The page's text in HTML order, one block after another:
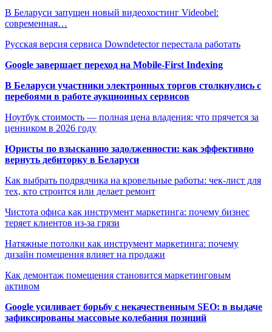
В Беларуси запущен новый видеохостинг Videobel:
современная…
Русская версия сервиса Downdetector перестала работать
Google завершает переход на Mobile-First Indexing
В Беларуси участники электронных торгов столкнулись с
перебоями в работе аукционных сервисов
Ноутбук стоимость — полная цена владения: что прячется за
ценником в 2026 году
Юристы по взысканию задолженности: как эффективно
вернуть дебиторку в Беларуси
Как выбрать подрядчика на кровельные работы: чек-лист для
тех, кто строится или делает ремонт
Чистота офиса как инструмент маркетинга: почему бизнес
теряет клиентов из-за грязи
Натяжные потолки как инструмент маркетинга: почему
дизайн помещения влияет на продажи
Как демонтаж помещения становится маркетинговым
активом
Google усиливает борьбу с некачественным SEO: в выдаче
зафиксированы массовые колебания позиций